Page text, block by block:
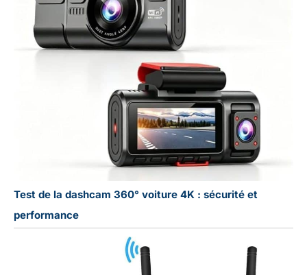
Test de la dashcam 360° voiture 4K : sécurité et
performance